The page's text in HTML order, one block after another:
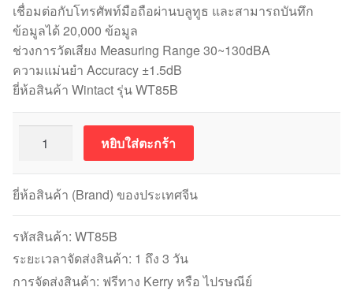
เชื่อมต่อกับโทรศัพท์มือถือผ่านบลูทูธ และสามารถบันทึก
ข้อมูลได้ 20,000 ข้อมูล
ช่วงการวัดเสียง Measuring Range 30~130dBA
ความแม่นยำ Accuracy ±1.5dB
ยี่ห้อสินค้า Wintact รุ่น WT85B
WINTACT
WT85B
เครื่อง
วัด
เสียง
แบบ
ดิจิทัล
พร้อม
หยิบใส่ตะกร้า
ยี่ห้อสินค้า (Brand) ของประเทศจีน
รหัสสินค้า: WT85B
ระยะเวลาจัดส่งสินค้า: 1 ถึง 3 วัน
การจัดส่งสินค้า: ฟรีทาง Kerry หรือ ไปรษณีย์